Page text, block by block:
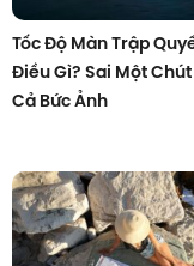
Tốc Độ Màn Trập
Điều Gì? Sai Một Chút
Cả Bức Ảnh